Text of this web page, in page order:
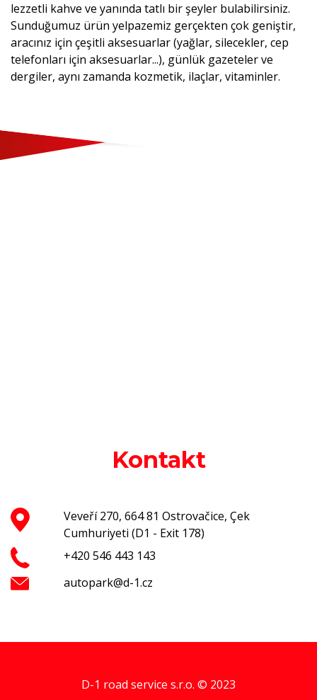
lezzetli kahve ve yanında tatlı bir şeyler bulabilirsiniz.
Sunduğumuz ürün yelpazemiz gerçekten çok geniştir,
aracınız için çeşitli aksesuarlar (yağlar, silecekler, cep
telefonları için aksesuarlar...), günlük gazeteler ve
dergiler, aynı zamanda kozmetik, ilaçlar, vitaminler.
Kontakt
Veveří 270, 664 81 Ostrovačice, Çek
Cumhuriyeti (D1 - Exit 178)
+420 546 443 143
autopark@d-1.cz
D-1 road service s.r.o. © 2023